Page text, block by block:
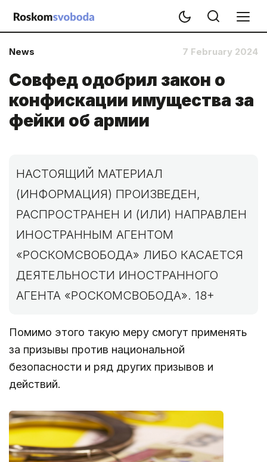
News 7 February 2024
Совфед одобрил закон о
конфискации имущества за
фейки об армии
НАСТОЯЩИЙ МАТЕРИАЛ
(ИНФОРМАЦИЯ) ПРОИЗВЕДЕН,
РАСПРОСТРАНЕН И (ИЛИ) НАПРАВЛЕН
ИНОСТРАННЫМ АГЕНТОМ
«РОСКОМСВОБОДА» ЛИБО КАСАЕТСЯ
ДЕЯТЕЛЬНОСТИ ИНОСТРАННОГО
АГЕНТА «РОСКОМСВОБОДА». 18+
Помимо этого такую меру смогут применять
за призывы против национальной
безопасности и ряд других призывов и
действий.